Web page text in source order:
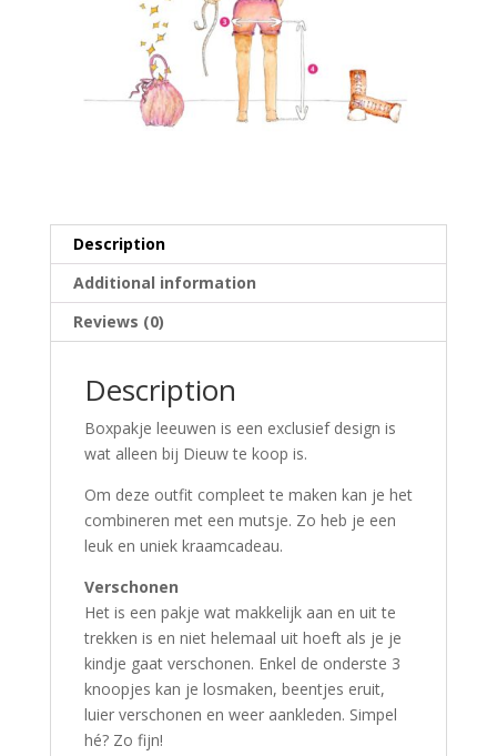
Description
Additional information
Reviews (0)
Description
Boxpakje leeuwen is een exclusief design is
wat alleen bij Dieuw te koop is.
Om deze outfit compleet te maken kan je het
combineren met een mutsje. Zo heb je een
leuk en uniek kraamcadeau.
Verschonen
Het is een pakje wat makkelijk aan en uit te
trekken is en niet helemaal uit hoeft als je je
kindje gaat verschonen. Enkel de onderste 3
knoopjes kan je losmaken, beentjes eruit,
luier verschonen en weer aankleden. Simpel
hé? Zo fijn!